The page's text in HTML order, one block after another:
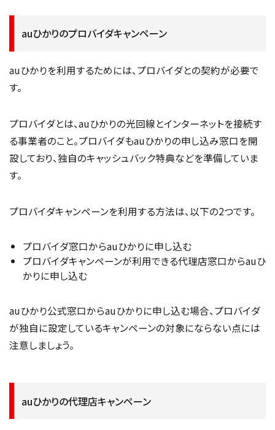
auひかりのプロバイダキャンペーン
auひかりを利用するためには、プロバイダとの契約が必要で
す。
プロバイダとは、auひかりの光回線とインターネットを接続す
る事業者のこと。プロバイダもauひかりの申し込み窓口を開
設しており、独自のキャッシュバック特典などを準備していま
す。
プロバイダキャンペーンを利用する方法は、以下の2つです。
プロバイダ窓口からauひかりに申し込む
プロバイダキャンペーンが利用できる代理店窓口からauひ
かりに申し込む
auひかり公式窓口からauひかりに申し込む場合、プロバイダ
が独自に設定しているキャンペーンの対象にならない点には
注意しましょう。
auひかりの代理店キャンペーン